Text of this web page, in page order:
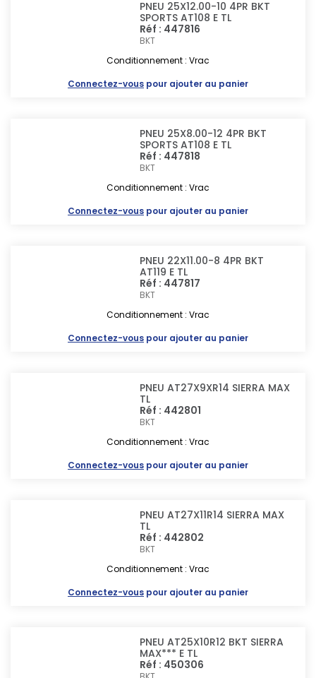
PNEU 25X12.00-10 4PR BKT
SPORTS AT108 E TL
Réf : 447816
BKT
Conditionnement : Vrac
Connectez-vous pour ajouter au panier
PNEU 25X8.00-12 4PR BKT
SPORTS AT108 E TL
Réf : 447818
BKT
Conditionnement : Vrac
Connectez-vous pour ajouter au panier
PNEU 22X11.00-8 4PR BKT
AT119 E TL
Réf : 447817
BKT
Conditionnement : Vrac
Connectez-vous pour ajouter au panier
PNEU AT27X9XR14 SIERRA MAX
TL
Réf : 442801
BKT
Conditionnement : Vrac
Connectez-vous pour ajouter au panier
PNEU AT27X11R14 SIERRA MAX
TL
Réf : 442802
BKT
Conditionnement : Vrac
Connectez-vous pour ajouter au panier
PNEU AT25X10R12 BKT SIERRA
MAX*** E TL
Réf : 450306